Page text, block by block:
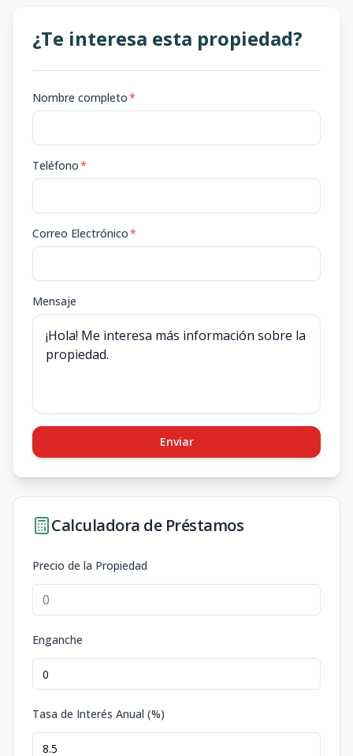
¿Te interesa esta propiedad?
Nombre completo*
Teléfono*
Correo Electrónico*
Mensaje
Enviar
Calculadora de Préstamos
Precio de la Propiedad
Enganche
Tasa de Interés Anual (%)